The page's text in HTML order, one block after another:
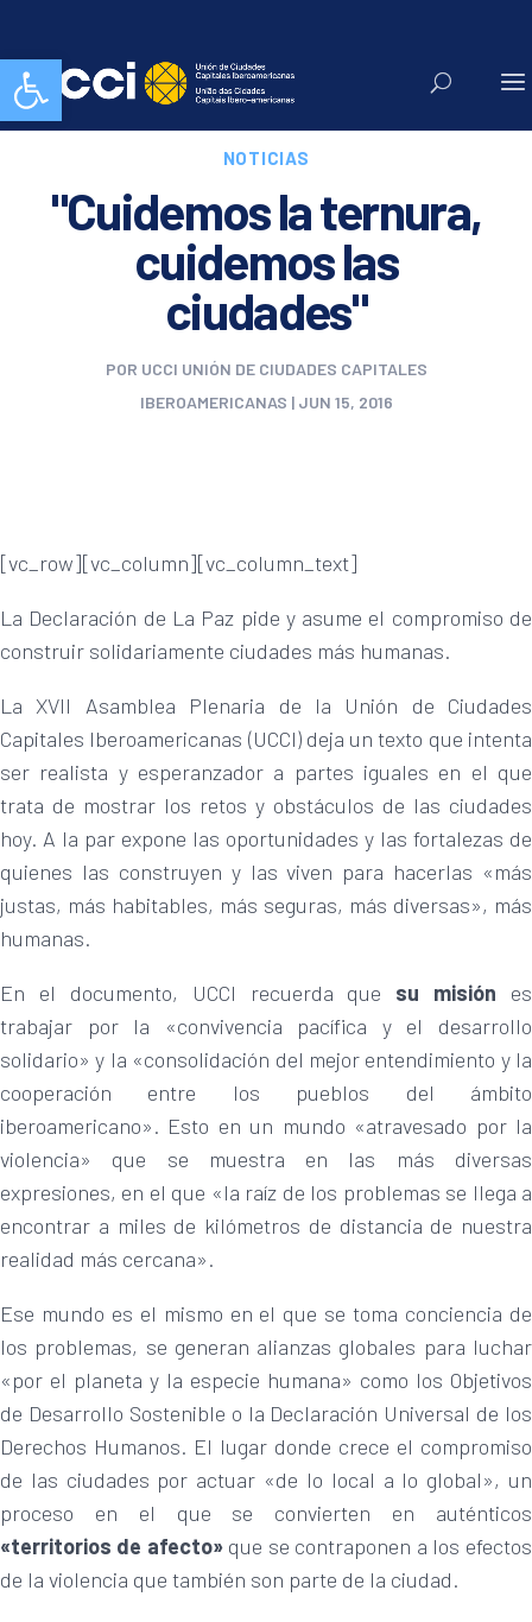
Abrir barra de herramientas
NOTICIAS
"Cuidemos la ternura,
cuidemos las
ciudades"
POR UCCI UNIÓN DE CIUDADES CAPITALES
IBEROAMERICANAS | JUN 15, 2016
[vc_row][vc_column][vc_column_text]
La Declaración de La Paz pide y asume el compromiso de
construir solidariamente ciudades más humanas.
La XVII Asamblea Plenaria de la Unión de Ciudades
Capitales Iberoamericanas (UCCI) deja un texto que intenta
ser realista y esperanzador a partes iguales en el que
trata de mostrar los retos y obstáculos de las ciudades
hoy. A la par expone las oportunidades y las fortalezas de
quienes las construyen y las viven para hacerlas «más
justas, más habitables, más seguras, más diversas», más
humanas.
En el documento, UCCI recuerda que su misión es
trabajar por la «convivencia pacífica y el desarrollo
solidario» y la «consolidación del mejor entendimiento y la
cooperación entre los pueblos del ámbito
iberoamericano». Esto en un mundo «atravesado por la
violencia» que se muestra en las más diversas
expresiones, en el que «la raíz de los problemas se llega a
encontrar a miles de kilómetros de distancia de nuestra
realidad más cercana».
Ese mundo es el mismo en el que se toma conciencia de
los problemas, se generan alianzas globales para luchar
«por el planeta y la especie humana» como los Objetivos
de Desarrollo Sostenible o la Declaración Universal de los
Derechos Humanos. El lugar donde crece el compromiso
de las ciudades por actuar «de lo local a lo global», un
proceso en el que se convierten en auténticos
«territorios de afecto»que se contraponen a los efectos
de la violencia que también son parte de la ciudad.